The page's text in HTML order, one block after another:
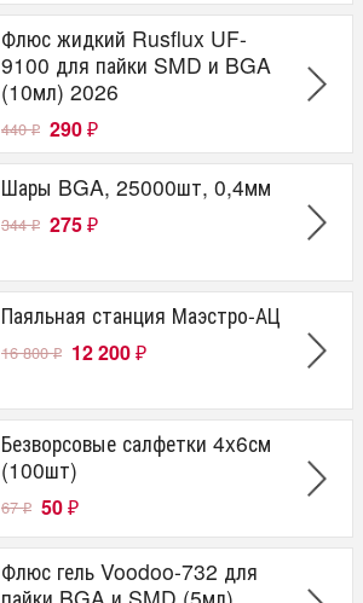
Флюс жидкий Rusflux UF-
9100 для пайки SMD и BGA
(10мл) 2026
440₽ 290 ₽
Шары BGA, 25000шт, 0,4мм
344₽ 275 ₽
Паяльная станция Маэстро-АЦ
16 800₽ 12 200 ₽
Безворсовые салфетки 4x6см
(100шт)
67₽ 50 ₽
Флюс гель Voodoo-732 для